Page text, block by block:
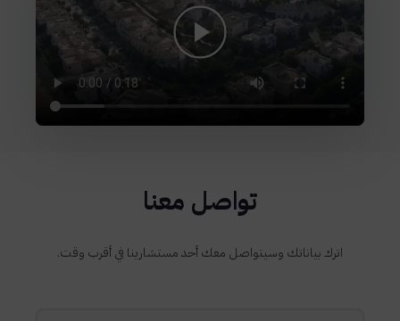
تواصل معنا
اترك بياناتك وسيتواصل معك أحد مستشارينا في أقرب وقت.